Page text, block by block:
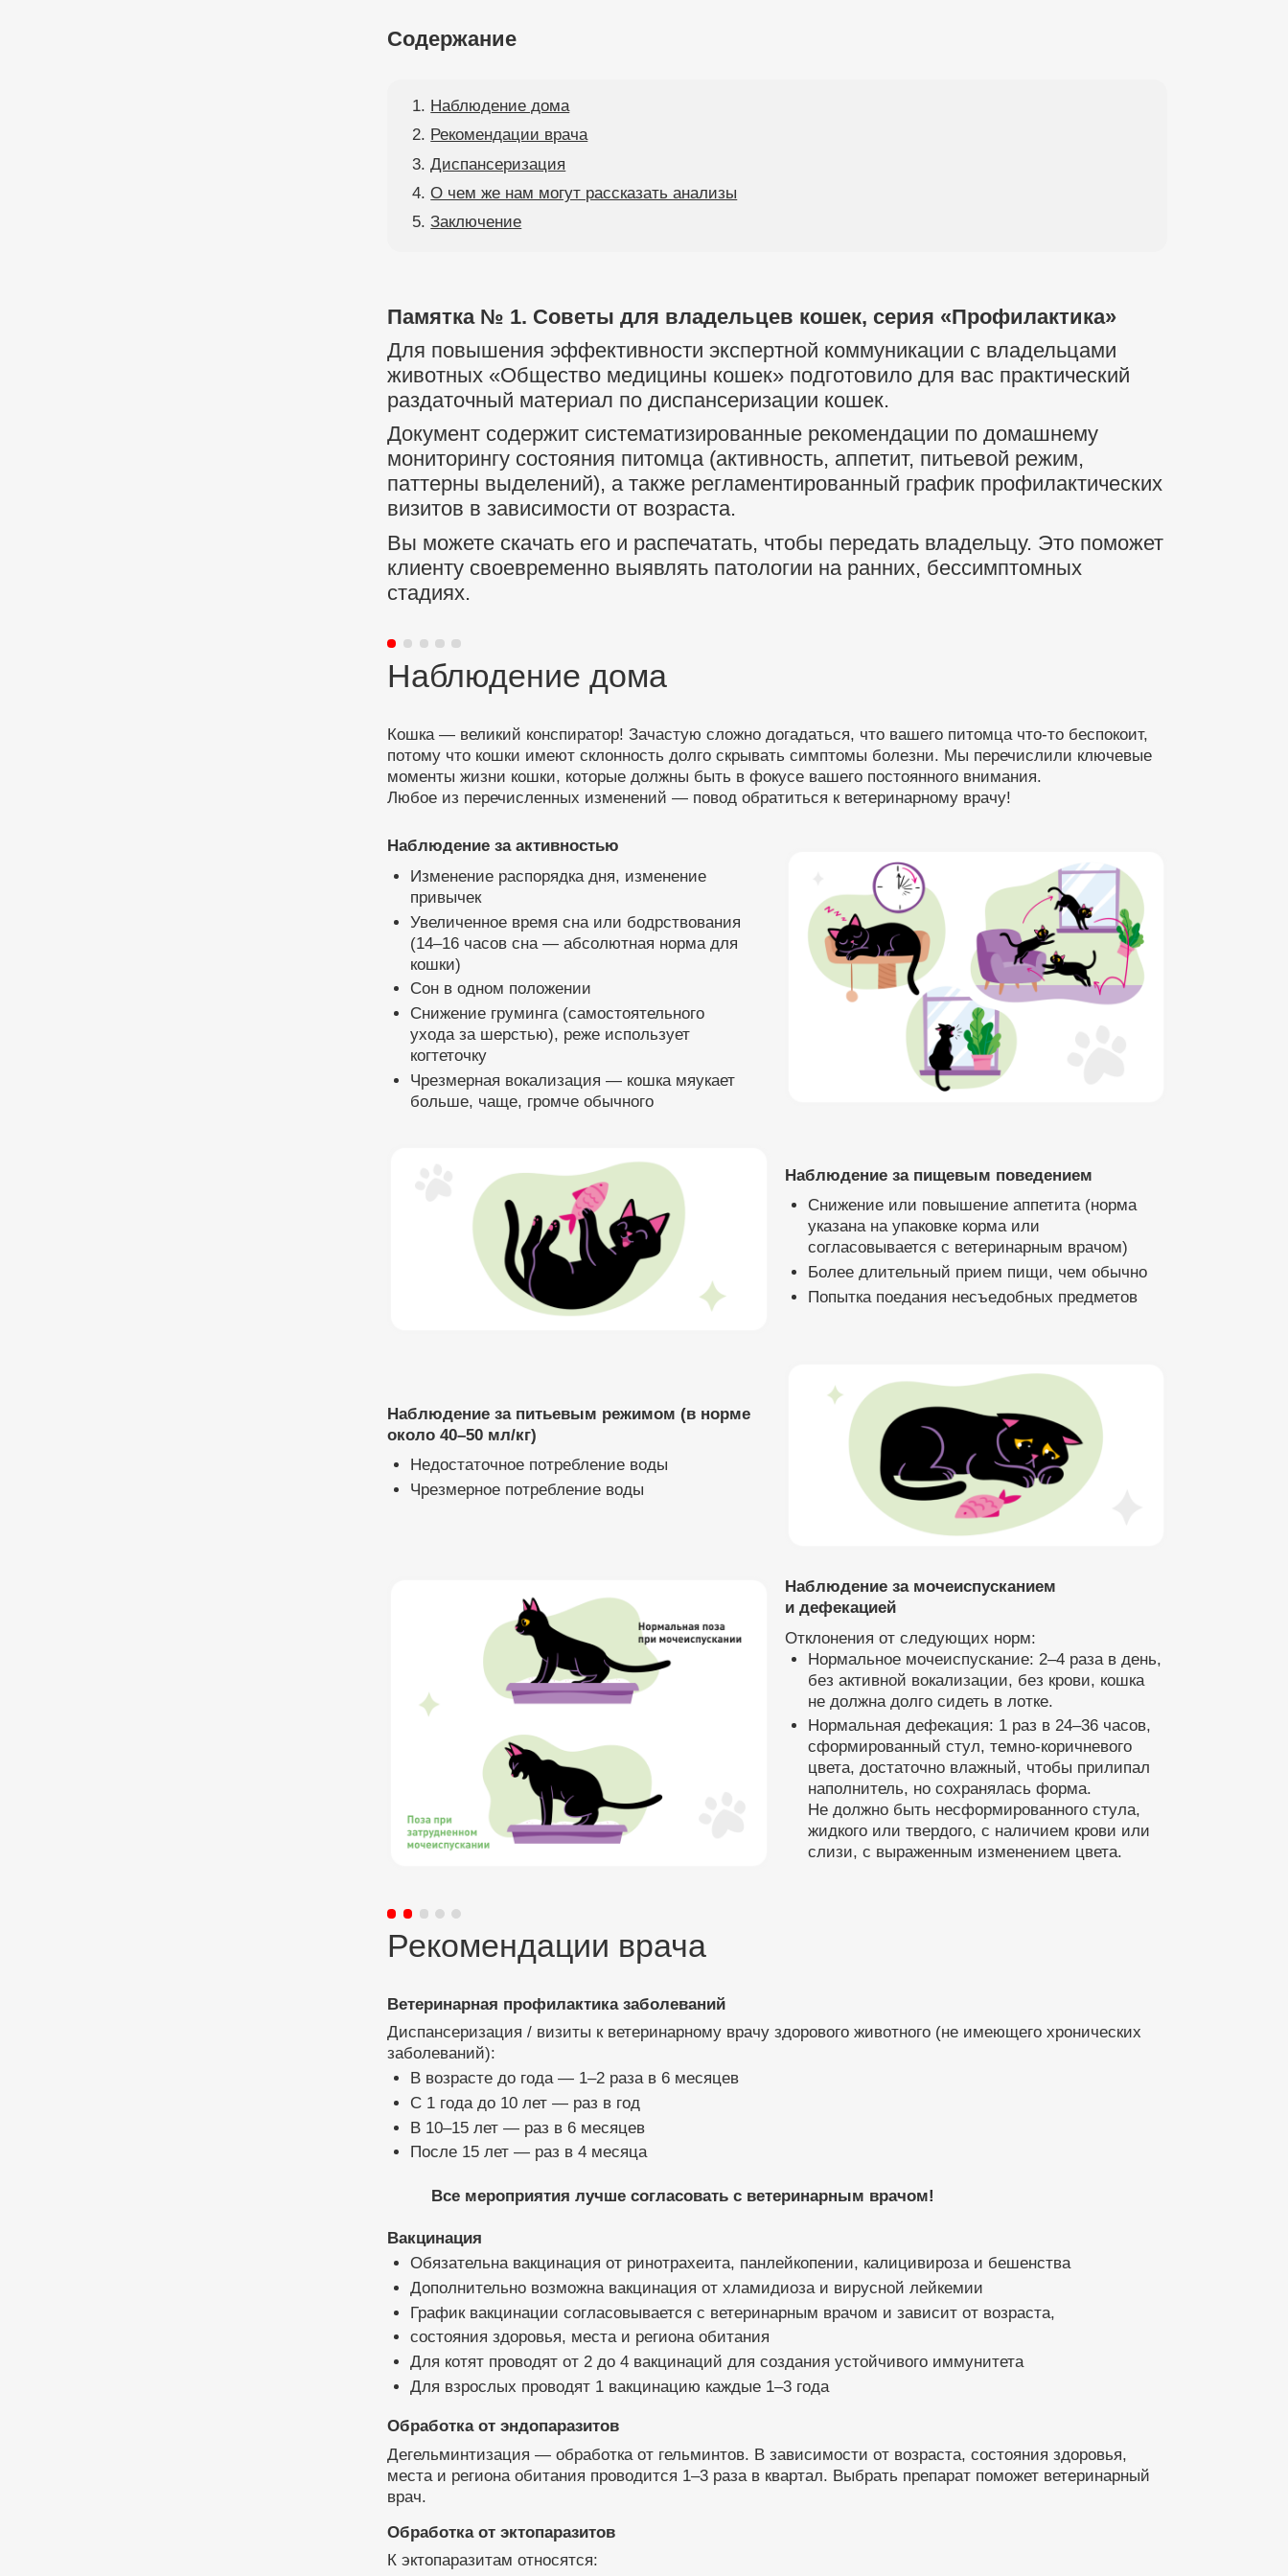
Содержание
Наблюдение дома
Рекомендации врача
Диспансеризация
О чем же нам могут рассказать анализы
Заключение
Памятка № 1. Советы для владельцев кошек, серия «Профилактика»
Для повышения эффективности экспертной коммуникации с владельцами
животных «Общество медицины кошек» подготовило для вас практический
раздаточный материал по диспансеризации кошек.
Документ содержит систематизированные рекомендации по домашнему
мониторингу состояния питомца (активность, аппетит, питьевой режим,
паттерны выделений), а также регламентированный график профилактических
визитов в зависимости от возраста.
Вы можете скачать его и распечатать, чтобы передать владельцу. Это поможет
клиенту своевременно выявлять патологии на ранних, бессимптомных
стадиях.
Наблюдение дома
Кошка — великий конспиратор! Зачастую сложно догадаться, что вашего питомца что-то беспокоит,
потому что кошки имеют склонность долго скрывать симптомы болезни. Мы перечислили ключевые
моменты жизни кошки, которые должны быть в фокусе вашего постоянного внимания.
Любое из перечисленных изменений — повод обратиться к ветеринарному врачу!
Наблюдение за активностью
Изменение распорядка дня, изменение
привычек
Увеличенное время сна или бодрствования
(14–16 часов сна — абсолютная норма для
кошки)
Сон в одном положении
Снижение груминга (самостоятельного
ухода за шерстью), реже использует
когтеточку
Чрезмерная вокализация — кошка мяукает
больше, чаще, громче обычного
Наблюдение за пищевым поведением
Снижение или повышение аппетита (норма
указана на упаковке корма или
согласовывается с ветеринарным врачом)
Более длительный прием пищи, чем обычно
Попытка поедания несъедобных предметов
Наблюдение за питьевым режимом (в норме
около 40–50 мл/кг)
Недостаточное потребление воды
Чрезмерное потребление воды
Наблюдение за мочеиспусканием
и дефекацией
Отклонения от следующих норм:
Нормальное мочеиспускание: 2–4 раза в день,
без активной вокализации, без крови, кошка
не должна долго сидеть в лотке.
Нормальная дефекация: 1 раз в 24–36 часов,
сформированный стул, темно-коричневого
цвета, достаточно влажный, чтобы прилипал
наполнитель, но сохранялась форма.
Не должно быть несформированного стула,
жидкого или твердого, с наличием крови или
слизи, с выраженным изменением цвета.
Рекомендации врача
Ветеринарная профилактика заболеваний
Диспансеризация / визиты к ветеринарному врачу здорового животного (не имеющего хронических
заболеваний):
В возрасте до года — 1–2 раза в 6 месяцев
С 1 года до 10 лет — раз в год
В 10–15 лет — раз в 6 месяцев
После 15 лет — раз в 4 месяца
Все мероприятия лучше согласовать с ветеринарным врачом!
Вакцинация
Обязательна вакцинация от ринотрахеита, панлейкопении, калицивироза и бешенства
Дополнительно возможна вакцинация от хламидиоза и вирусной лейкемии
График вакцинации согласовывается с ветеринарным врачом и зависит от возраста,
состояния здоровья, места и региона обитания
Для котят проводят от 2 до 4 вакцинаций для создания устойчивого иммунитета
Для взрослых проводят 1 вакцинацию каждые 1–3 года
Обработка от эндопаразитов
Дегельминтизация — обработка от гельминтов. В зависимости от возраста, состояния здоровья,
места и региона обитания проводится 1–3 раза в квартал. Выбрать препарат поможет ветеринарный
врач.
Обработка от эктопаразитов
К эктопаразитам относятся: